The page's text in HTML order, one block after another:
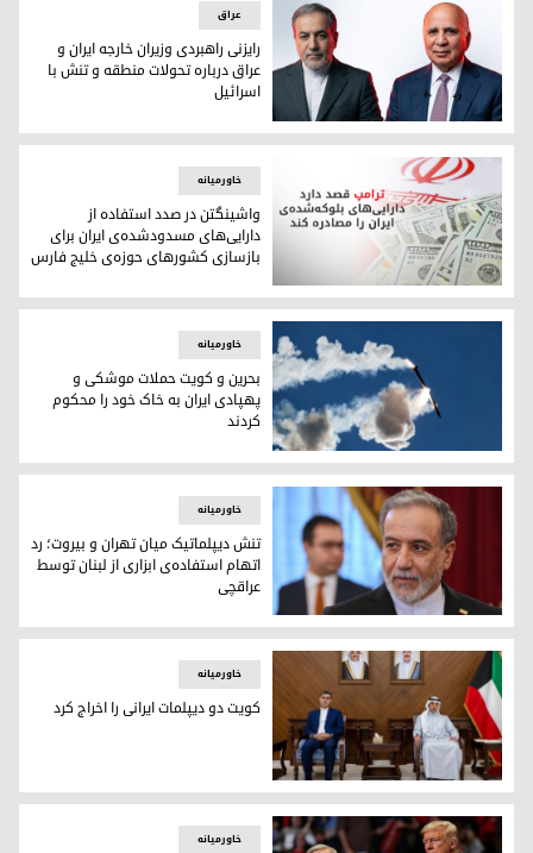
رایزنی راهبردی وزیران خارجه ایران و عراق درباره تحولات
عراق
رایزنی راهبردی وزیران خارجه ایران و
عراق درباره تحولات منطقه و تنش با
اسرائیل
واشینگتن در صدد استفاده از دارایی‌های مسدودشده‌ی ایران
خاورمیانه
واشینگتن در صدد استفاده از
دارایی‌های مسدودشده‌ی ایران برای
بازسازی کشورهای حوزه‌ی خلیج فارس
بحرین و کویت حملات موشکی و پهپادی ایران به خاک خود را
خاورمیانه
بحرین و کویت حملات موشکی و
پهپادی ایران به خاک خود را محکوم
کردند
تنش دیپلماتیک میان تهران و بیروت؛ رد اتهام استفاده‌ی
خاورمیانه
تنش دیپلماتیک میان تهران و بیروت؛ رد
اتهام استفاده‌ی ابزاری از لبنان توسط
عراقچی
کویت دو دیپلمات ایرانی را اخراج کرد
خاورمیانه
کویت دو دیپلمات ایرانی را اخراج کرد
خاورمیانه